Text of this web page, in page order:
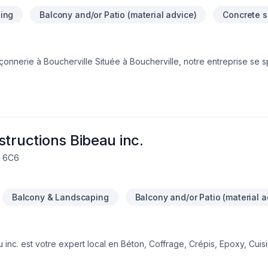
Balcony and/or Patio (material advice) Concrete
à Boucherville Située à Boucherville, notre entreprise se
• Maçonnerie alternative • Reconstruction de mur de brique et
Bibeau inc.
6C6
Balcony & Landscaping Balcony and/or Patio (material
est votre expert local en Béton, Coffrage, Crépis, Epoxy,